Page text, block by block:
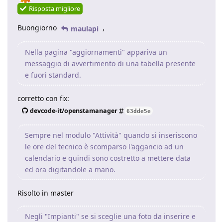
Risposta migliore
Buongiorno maulapi ,
Nella pagina "aggiornamenti" appariva un
messaggio di avvertimento di una tabella presente
e fuori standard.
corretto con fix:
devcode-it/openstamanager 63dde5e
Sempre nel modulo "Attività" quando si inseriscono
le ore del tecnico è scomparso l'aggancio ad un
calendario e quindi sono costretto a mettere data
ed ora digitandole a mano.
Risolto in master
Negli "Impianti" se si sceglie una foto da inserire e